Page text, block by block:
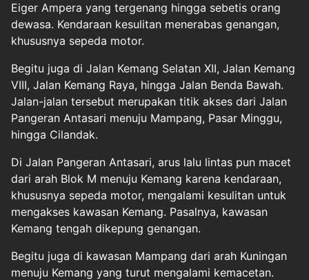
Eiger Ampera yang tergenang hingga sebetis orang
dewasa. Kendaraan kesulitan menerabas genangan,
khususnya sepeda motor.
Begitu juga di Jalan Kemang Selatan XII, Jalan Kemang
VIII, Jalan Kemang Raya, hingga Jalan Benda Bawah.
Jalan-jalan tersebut merupakan titik akses dari Jalan
Pangeran Antasari menuju Mampang, Pasar Minggu,
hingga Cilandak.
Di Jalan Pangeran Antasari, arus lalu lintas pun macet
dari arah Blok M menuju Kemang karena kendaraan,
khususnya sepeda motor, mengalami kesulitan untuk
mengakses kawasan Kemang. Pasalnya, kawasan
Kemang tengah dikepung genangan.
Begitu juga di kawasan Mampang dari arah Kuningan
menuju Kemang yang turut mengalami kemacetan.